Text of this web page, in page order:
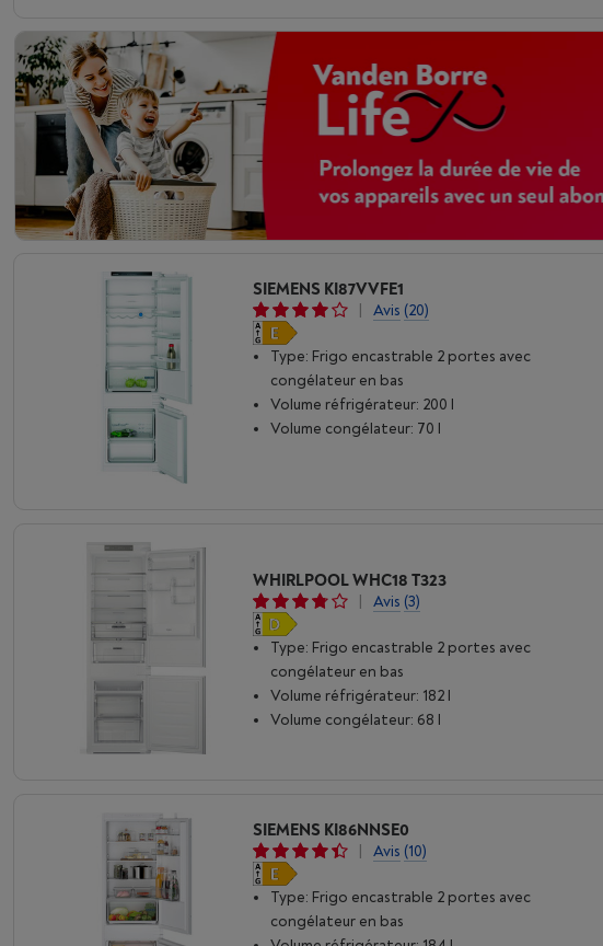
SIEMENS KI87VVFE1
|
Avis (20)
Type: Frigo encastrable 2 portes avec
congélateur en bas
Volume réfrigérateur: 200 l
Volume congélateur: 70 l
WHIRLPOOL WHC18 T323
Avis (3)
Type: Frigo encastrable 2 portes avec
congélateur en bas
Volume réfrigérateur: 182 l
Volume congélateur: 68 l
SIEMENS KI86NNSE0
|
Avis (10)
Type: Frigo encastrable 2 portes avec
congélateur en bas